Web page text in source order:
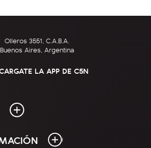
Olleros 3551, C.A.B.A.
Buenos Aires, Argentina
LA APP DE C5N